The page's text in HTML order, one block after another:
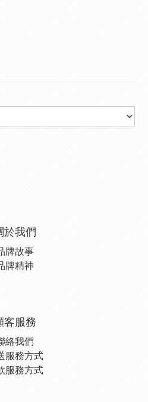
於我們
牌故事
牌精神
客服務
絡我們
服務方式
服務方式